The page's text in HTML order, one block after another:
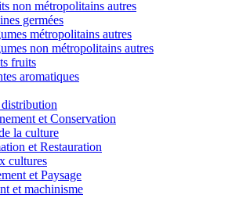
non métropolitains autres
germées
métropolitains autres
non métropolitains autres
fruits
aromatiques
et Conservation
la culture
et Restauration
cultures
et Paysage
et machinisme